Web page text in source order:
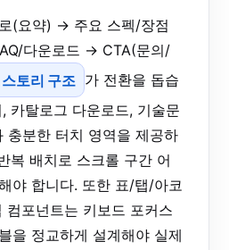
(요약) → 주요 스펙/장점
다운로드 → CTA(문의/
토리 구조 가 전환을 돕습
카탈로그 다운로드, 기술문
충분한 터치 영역을 제공하
복 배치로 스크롤 구간 어
야 합니다. 또한 표/탭/아코
컴포넌트는 키보드 포커스
을 정교하게 설계해야 실제